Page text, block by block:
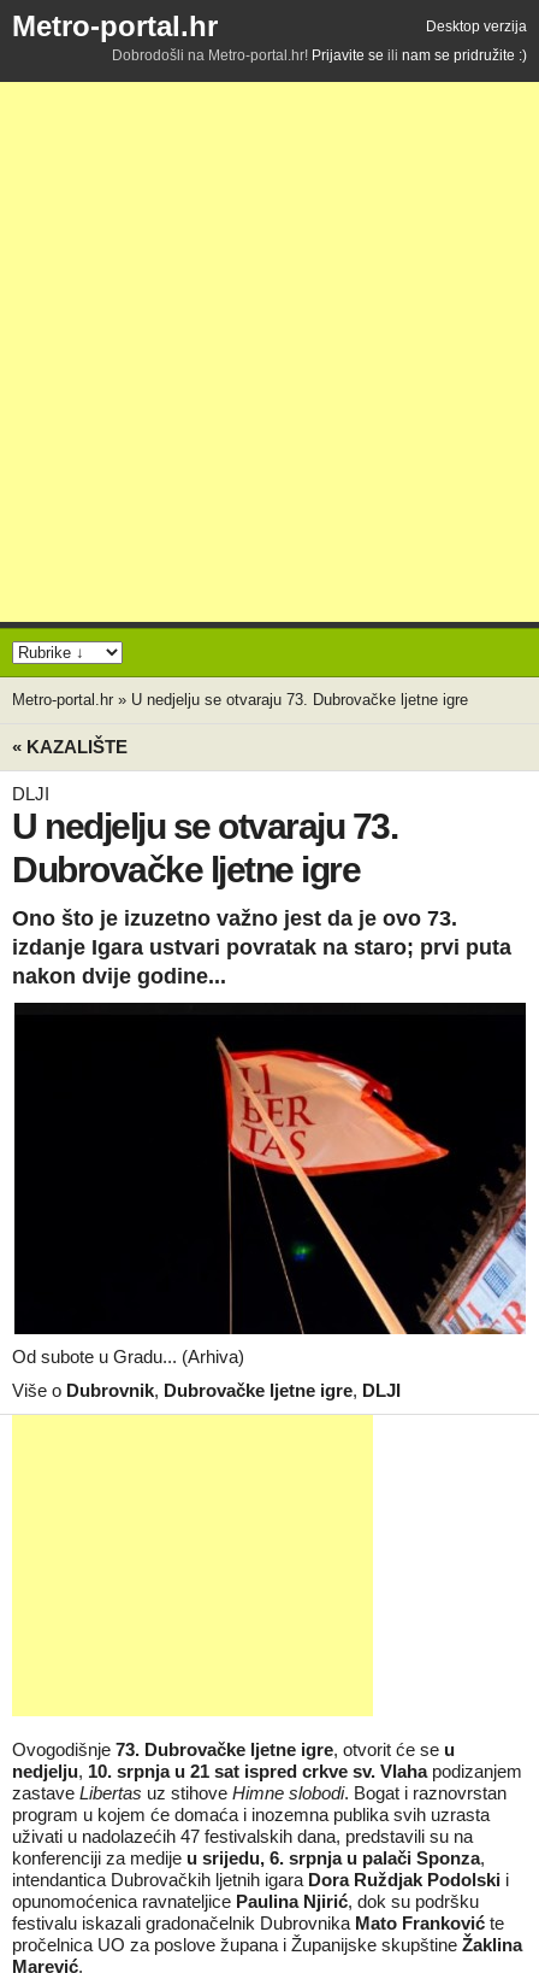
Metro-portal.hr
Desktop verzija
Dobrodošli na Metro-portal.hr! Prijavite se ili nam se pridružite :)
Metro-portal.hr » U nedjelju se otvaraju 73. Dubrovačke ljetne igre
« KAZALIŠTE
DLJI
U nedjelju se otvaraju 73.
Dubrovačke ljetne igre
Ono što je izuzetno važno jest da je ovo 73.
izdanje Igara ustvari povratak na staro; prvi puta
nakon dvije godine...
Od subote u Gradu... (Arhiva)
Više o Dubrovnik, Dubrovačke ljetne igre, DLJI
Ovogodišnje 73. Dubrovačke ljetne igre, otvorit će se u
nedjelju, 10. srpnja u 21 sat ispred crkve sv. Vlahapodizanjem
zastave Libertas uz stihove Himne slobodi. Bogat i raznovrstan
program u kojem će domaća i inozemna publika svih uzrasta
uživati u nadolazećih 47 festivalskih dana, predstavili su na
konferenciji za medije u srijedu, 6. srpnja u palači Sponza,
intendantica Dubrovačkih ljetnih igara Dora Ruždjak Podolski i
opunomoćenica ravnateljice Paulina Njirić, dok su podršku
festivalu iskazali gradonačelnik Dubrovnika Mato Franković te
pročelnica UO za poslove župana i Županijske skupštine Žaklina
Marević.